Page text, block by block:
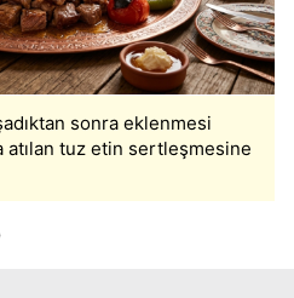
sonra eklenmesi
tuz etin sertleşmesine